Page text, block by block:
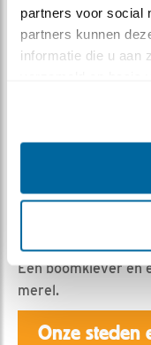
partners voor social
partners kunnen
informatie die u aan
Een boomklever en
merel.
Onze steden